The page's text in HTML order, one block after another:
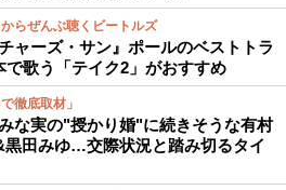
らぜんぶ聴くビートルズ
ャーズ・サン』ポールのベストトラ
で歌う「テイク2」がおすすめ
徹底取材」
な実の"授かり婚"に続きそうな有村
田みゆ…交際状況と踏み切るタイ